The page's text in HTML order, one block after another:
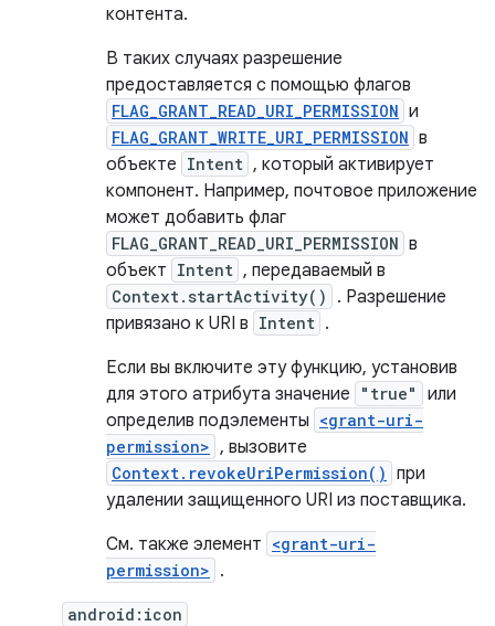
контента.
В таких случаях разрешение
предоставляется с помощью флагов
FLAG_GRANT_READ_URI_PERMISSION и
FLAG_GRANT_WRITE_URI_PERMISSION в
объекте Intent , который активирует
компонент. Например, почтовое приложение
может добавить флаг
FLAG_GRANT_READ_URI_PERMISSION в
объект Intent , передаваемый в
Context.startActivity()
. Разрешение
привязано к URI в Intent .
Если вы включите эту функцию, установив
для этого атрибута значение
"true"
или
определив подэлементы <grant-uri-
permission> , вызовите
Context.revokeUriPermission() при
удалении защищенного URI из поставщика.
См. также элемент <grant-uri-
permission> .
android:icon